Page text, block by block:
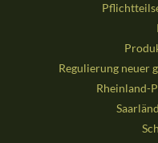
Regulierung neuer
Rheinland-